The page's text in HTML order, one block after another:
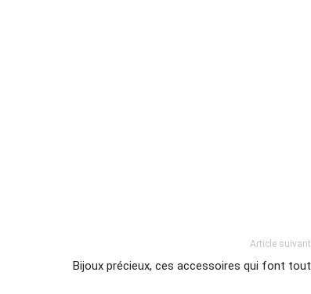
Article suivant
Bijoux précieux, ces accessoires qui font tout